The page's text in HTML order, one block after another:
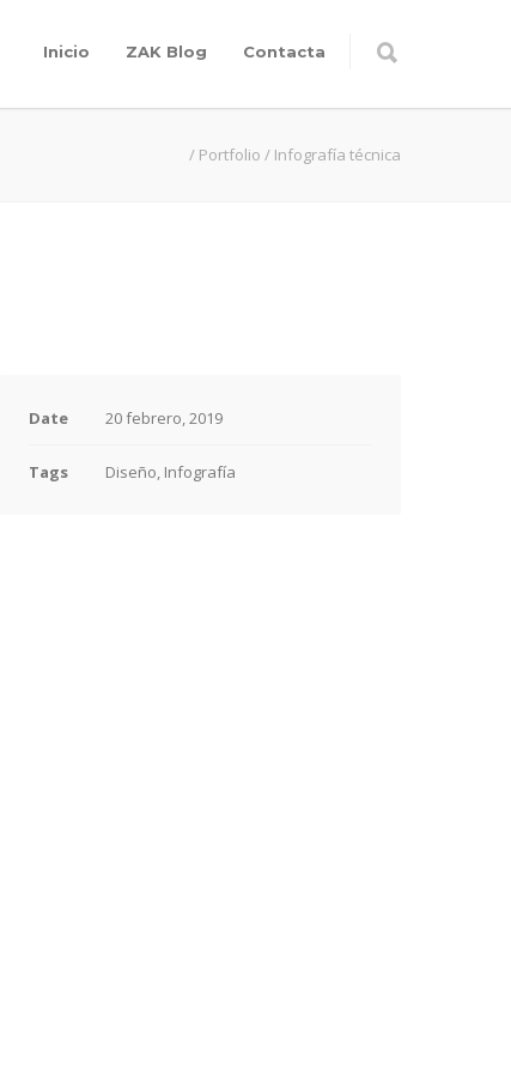
Inicio ZAK Blog Contacta
/ Portfolio / Infografía técnica
Date 20 febrero, 2019
Tags Diseño, Infografía